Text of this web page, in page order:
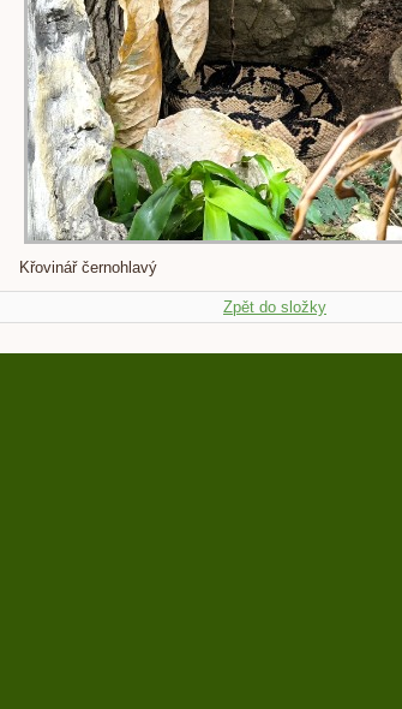
Křovinář černohlavý
Zpět do složky